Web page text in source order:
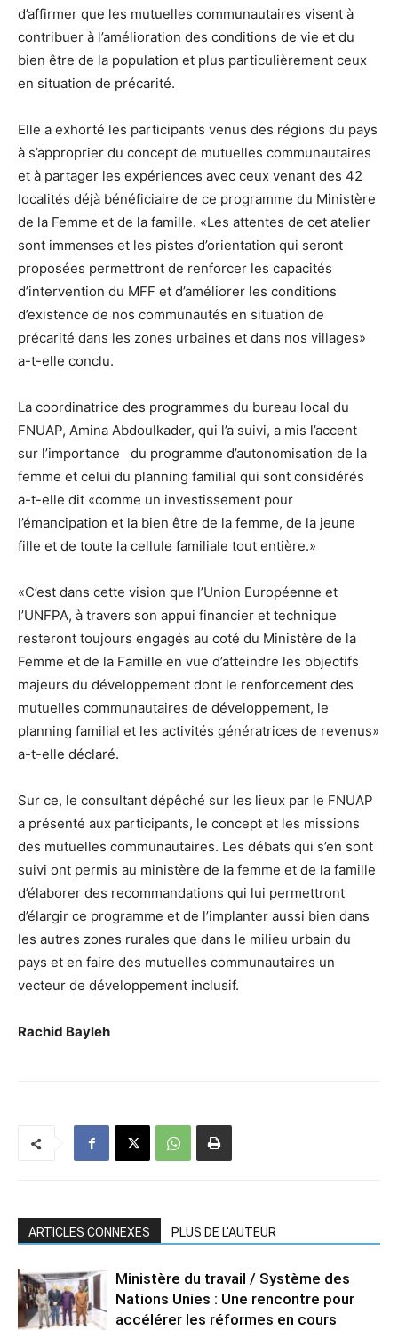
d’affirmer que les mutuelles communautaires visent à
contribuer à l’amélioration des conditions de vie et du
bien être de la population et plus particulièrement ceux
en situation de précarité.
Elle a exhorté les participants venus des régions du pays
à s’approprier du concept de mutuelles communautaires
et à partager les expériences avec ceux venant des 42
localités déjà bénéficiaire de ce programme du Ministère
de la Femme et de la famille. «Les attentes de cet atelier
sont immenses et les pistes d’orientation qui seront
proposées permettront de renforcer les capacités
d’intervention du MFF et d’améliorer les conditions
d’existence de nos communautés en situation de
précarité dans les zones urbaines et dans nos villages»
a-t-elle conclu.
La coordinatrice des programmes du bureau local du
FNUAP, Amina Abdoulkader, qui l’a suivi, a mis l’accent
sur l’importance du programme d’autonomisation de la
femme et celui du planning familial qui sont considérés
a-t-elle dit «comme un investissement pour
l’émancipation et la bien être de la femme, de la jeune
fille et de toute la cellule familiale tout entière.»
«C’est dans cette vision que l’Union Européenne et
l’UNFPA, à travers son appui financier et technique
resteront toujours engagés au coté du Ministère de la
Femme et de la Famille en vue d’atteindre les objectifs
majeurs du développement dont le renforcement des
mutuelles communautaires de développement, le
planning familial et les activités génératrices de revenus»
a-t-elle déclaré.
Sur ce, le consultant dépêché sur les lieux par le FNUAP
a présenté aux participants, le concept et les missions
des mutuelles communautaires. Les débats qui s’en sont
suivi ont permis au ministère de la femme et de la famille
d’élaborer des recommandations qui lui permettront
d’élargir ce programme et de l’implanter aussi bien dans
les autres zones rurales que dans le milieu urbain du
pays et en faire des mutuelles communautaires un
vecteur de développement inclusif.
Rachid Bayleh
ARTICLES CONNEXES PLUS DE L'AUTEUR
Ministère du travail / Système des
Nations Unies : Une rencontre pour
accélérer les réformes en cours